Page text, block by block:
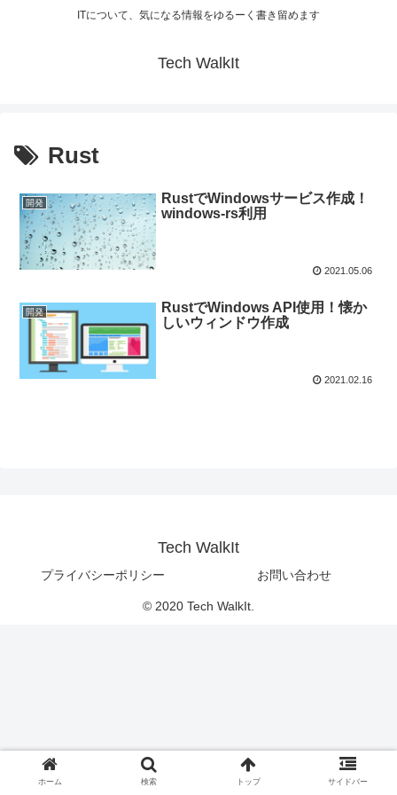
ITについて、気になる情報をゆるーく書き留めます
Tech WalkIt
Rust
開発
RustでWindowsサービス作成！
windows-rs利用
2021.05.06
開発
RustでWindows API使用！懐か
しいウィンドウ作成
2021.02.16
Tech WalkIt
プライバシーポリシー お問い合わせ
© 2020 Tech WalkIt.
ホーム 検索 トップ サイドバー